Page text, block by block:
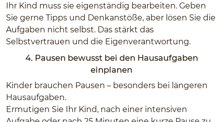
Ihr Kind muss sie eigenständig bearbeiten. Geben
Sie gerne Tipps und Denkanstöße, aber lösen Sie die
Aufgaben nicht selbst. Das stärkt das
Selbstvertrauen und die Eigenverantwortung.
4. Pausen bewusst bei den Hausaufgaben
einplanen
Kinder brauchen Pausen – besonders bei längeren
Hausaufgaben.
Ermutigen Sie Ihr Kind, nach einer intensiven